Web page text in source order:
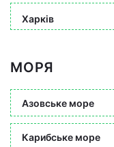
Харків
МОРЯ
Азовське море
Карибське море